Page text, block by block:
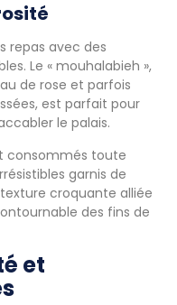
repas avec des
Le « mouhalabieh »,
de rose et parfois
est parfait pour
le palais.
consommés toute
garnis de
croquante alliée
des fins de
et